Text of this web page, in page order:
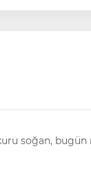
soğan, bugün